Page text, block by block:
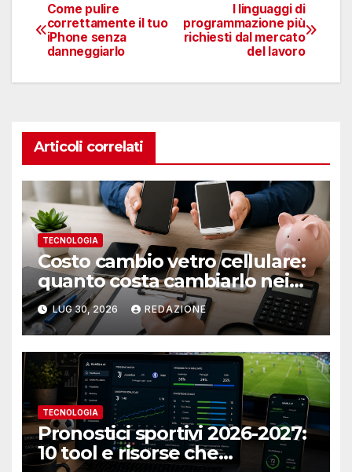
Navigazione
articoli
I linguaggi di
programmazione più
richiesti dal mercato
del lavoro
Come pulire
correttamente il tuo
iPhone senza
danneggiarlo
Articoli correlati
TECNOLOGIA
Costo cambio vetro cellulare:
quanto costa cambiarlo nei
centri locali
LUG 30, 2026 REDAZIONE
TECNOLOGIA
Pronostici sportivi 2026-2027:
10 tool e risorse che